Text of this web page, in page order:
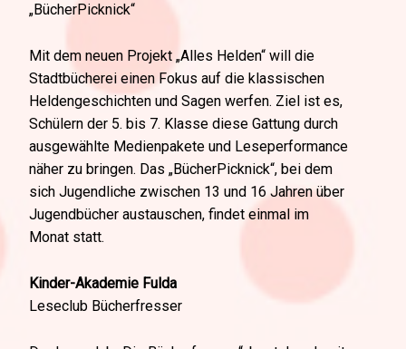
„BücherPicknick“
Mit dem neuen Projekt „Alles Helden“ will die
Stadtbücherei einen Fokus auf die klassischen
Heldengeschichten und Sagen werfen. Ziel ist es,
Schülern der 5. bis 7. Klasse diese Gattung durch
ausgewählte Medienpakete und Leseperformance
näher zu bringen. Das „BücherPicknick“, bei dem
sich Jugendliche zwischen 13 und 16 Jahren über
Jugendbücher austauschen, findet einmal im
Monat statt.
Kinder-Akademie Fulda
Leseclub Bücherfresser